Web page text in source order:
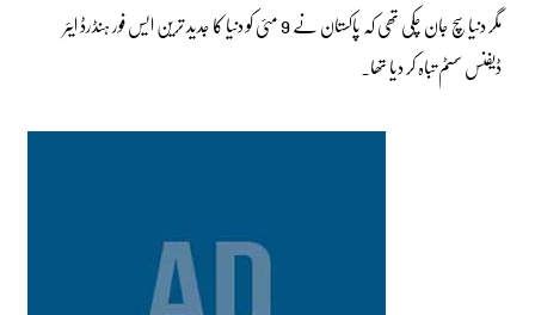
مگر دنیا سچ جان چکی تھی کہ پاکستان نے 9 مئی کو دنیا کا جدید ترین ایس فور ہنڈرڈ ایئر
ڈیفنس سسٹم تباہ کر دیا تھا۔